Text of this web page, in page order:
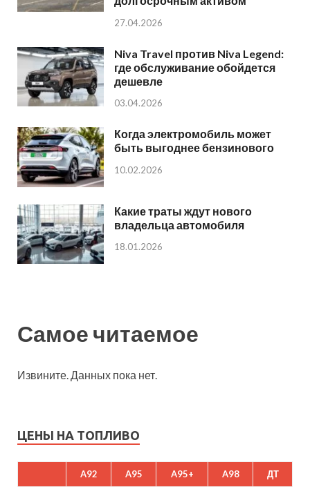
27.04.2026
Niva Travel против Niva Legend:
где обслуживание обойдется
дешевле
03.04.2026
Когда электромобиль может
быть выгоднее бензинового
10.02.2026
Какие траты ждут нового
владельца автомобиля
18.01.2026
Самое читаемое
Извините. Данных пока нет.
ЦЕНЫ НА ТОПЛИВО
A92 A95 A95+ A98 ДТ